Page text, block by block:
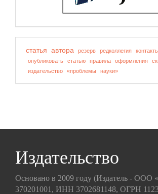
статья автора резерв редколлегия
опубликовать
статью правила оформления
издательство
«проблемы науки»
Издательство
Основано в 2009 году (Издатель -
370201001, ИНН 3702681148, ОГРН